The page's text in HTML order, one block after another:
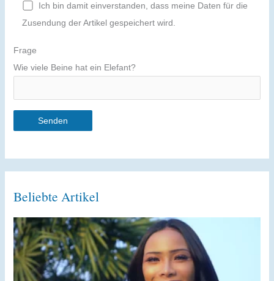
Ich bin damit einverstanden, dass meine Daten für die
Zusendung der Artikel gespeichert wird.
Frage
Wie viele Beine hat ein Elefant?
e
r
n
a
Beliebte Artikel